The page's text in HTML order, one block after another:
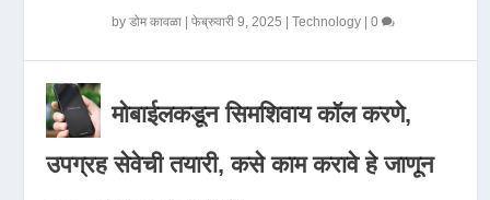
byडोम कावळा |फेब्रुवारी 9, 2025 |Technology |0
मोबाईलकडून सिमशिवाय कॉल करणे,
उपग्रह सेवेची तयारी, कसे काम करावे हे जाणून